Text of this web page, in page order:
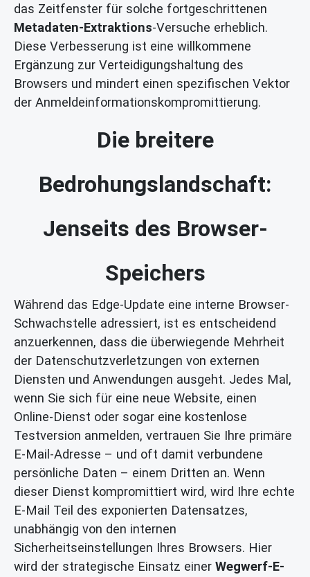
das Zeitfenster für solche fortgeschrittenen
Metadaten-Extraktions-Versuche erheblich.
Diese Verbesserung ist eine willkommene
Ergänzung zur Verteidigungshaltung des
Browsers und mindert einen spezifischen Vektor
der Anmeldeinformationskompromittierung.
Die breitere
Bedrohungslandschaft:
Jenseits des Browser-
Speichers
Während das Edge-Update eine interne Browser-
Schwachstelle adressiert, ist es entscheidend
anzuerkennen, dass die überwiegende Mehrheit
der Datenschutzverletzungen von externen
Diensten und Anwendungen ausgeht. Jedes Mal,
wenn Sie sich für eine neue Website, einen
Online-Dienst oder sogar eine kostenlose
Testversion anmelden, vertrauen Sie Ihre primäre
E-Mail-Adresse – und oft damit verbundene
persönliche Daten – einem Dritten an. Wenn
dieser Dienst kompromittiert wird, wird Ihre echte
E-Mail Teil des exponierten Datensatzes,
unabhängig von den internen
Sicherheitseinstellungen Ihres Browsers. Hier
wird der strategische Einsatz einer Wegwerf-E-